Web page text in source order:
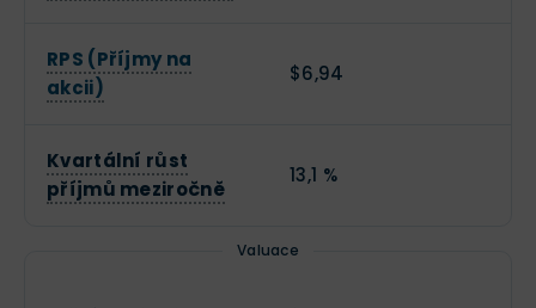
RPS (Příjmy na
akcii)
$6,94
Kvartální růst
příjmů meziročně
13,1 %
Valuace